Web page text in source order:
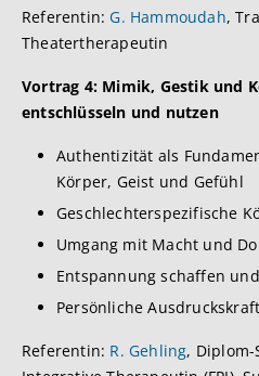
Referentin: G. Hammoudah,
Theatertherapeutin
Vortrag 4: Mimik, Gestik und
entschlüsseln und nutzen
Authentizität als
Körper, Geist und Gefühl
Geschlechterspezifische
Umgang mit Macht und
Entspannung schaffen
Persönliche
Referentin: R. Gehling, Diplom-